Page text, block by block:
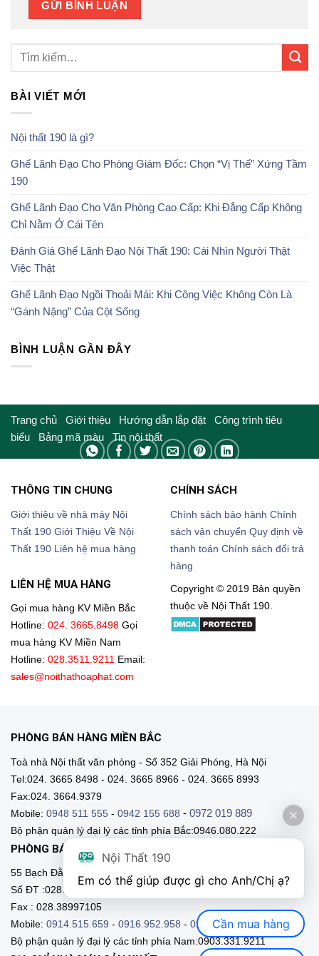
BÀI VIẾT MỚI
Nội thất 190 là gì?
Ghế Lãnh Đạo Cho Phòng Giám Đốc: Chọn “Vị Thế” Xứng Tầm
190
Ghế Lãnh Đạo Cho Văn Phòng Cao Cấp: Khi Đẳng Cấp Không
Chỉ Nằm Ở Cái Tên
Đánh Giá Ghế Lãnh Đạo Nội Thất 190: Cái Nhìn Người Thật
Việc Thật
Ghế Lãnh Đạo Ngồi Thoải Mái: Khi Công Việc Không Còn Là
“Gánh Nặng” Của Cột Sống
BÌNH LUẬN GẦN ĐÂY
Trang chủ Giới thiệu Hướng dẫn lắp đặt Công trình tiêu
biểu
Bảng mã màu Tin nội thất
THÔNG TIN CHUNG
Giới thiệu về nhà máy Nội
Thất 190 Giới Thiệu Về Nội
Thất 190
Liên hệ mua hàng
CHÍNH SÁCH
Chính sách bảo hành Chính
sách vận chuyển Quy định về
thanh toán Chính sách đổi trả
hàng
LIÊN HỆ MUA HÀNG
Gọi mua hàng KV Miền Bắc
Hotline: 024. 3665.8498 Gọi
mua hàng KV Miền Nam
Hotline: 028.3511.9211 Email:
sales@noithathoaphat.com
Copyright © 2019 Bản quyền
thuộc về Nội Thất 190.
PHÒNG BÁN HÀNG MIỀN BẮC
Toà nhà Nội thất văn phòng - Số 352 Giải Phóng, Hà Nội
Tel:024. 3665 8498 - 024. 3665 8966 - 024. 3665 8993
Fax:024. 3664.9379
Mobile: 0948 511 555 - 0942 155 688 - 0972 019 889
Bộ phận quản lý đại lý các tỉnh phía Bắc:0946.080.222
PHÒNG BÁN HÀNG MIỀN NAM
55 Bạch Đằng, Phường 15, Q. Bình Thạnh, HCM
Số ĐT :028.3511 9211 - 028.3511.9212
Fax : 028.38997105
Mobile: 0914.515.659 - 0916.952.958 - 0903.331.921
Bộ phận quản lý đại lý các tỉnh phía Nam:0903.331.9211
Nội Thất 190
Cần mua hàng